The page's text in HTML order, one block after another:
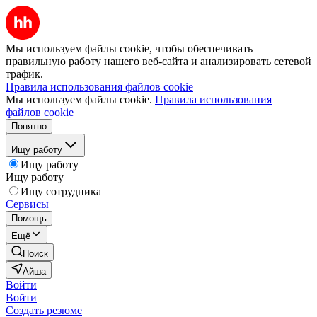
Мы используем файлы cookie, чтобы обеспечивать
правильную работу нашего веб-сайта и анализировать сетевой
трафик.
Правила использования файлов cookie
Мы используем файлы cookie. Правила использования
файлов cookie
Понятно
Ищу работу
Ищу работу
Ищу работу
Ищу сотрудника
Сервисы
Помощь
Ещё
Поиск
Айша
Войти
Войти
Создать резюме